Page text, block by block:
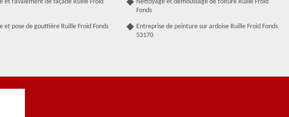
et ravalement de façade Ruille Froid
et pose de gouttière Ruille Froid Fonds
Nettoyage et démoussage de toiture Ruille Froid
Fonds
Entreprise de peinture sur ardoise Ruille Froid Fonds
53170